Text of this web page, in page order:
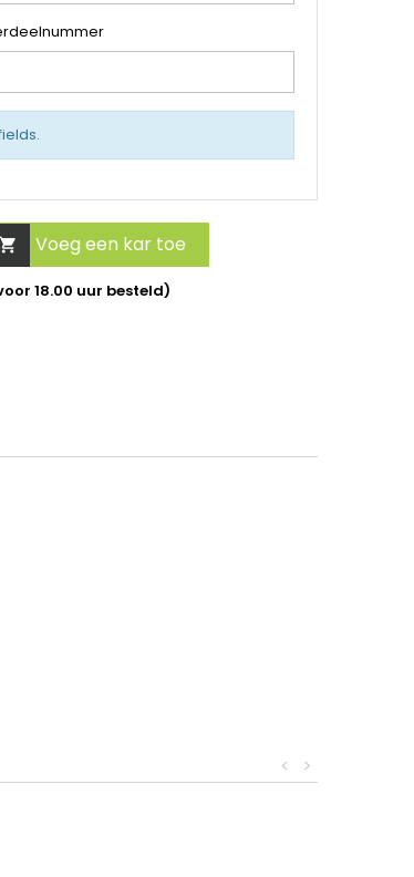
Voeg een kar toe
18.00 uur besteld)
>
<